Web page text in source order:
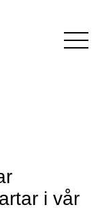
i vår